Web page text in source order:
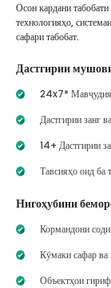
Осон кардани
технологияҳо,
сафари табобат.
Дастгирии
24x7*
Дастгирии занг
14+ Дастгирии
Тавсияҳо оид ба
Нигоҳубини
Кормандони
Кӯмаки сафар ва
Объектҳои